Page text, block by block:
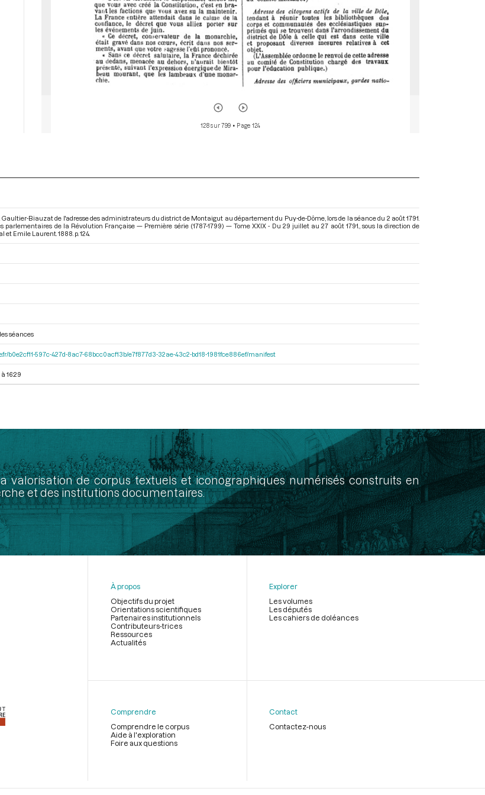
128 sur 799 • Page 124
Biauzat de l'adresse des administrateurs du district de Montaigut au département du Puy-de-Dôme, lors de la séance du 2 août 1791.
parlementaires de la Révolution Française — Première série (1787-1799) — Tome XXIX - Du 29 juillet au 27 août 1791. , sous la direction de
et Emile Laurent. 1888. p. 124.
séances
b0e2cf11-597c-427d-8ac7-68bcc0acf13b/e7f877d3-32ae-43c2-bd18-1981fce886ef/manifest
16:29
valorisation de corpus textuels et iconographiques numérisés construits en
et des institutions documentaires.
page
À propos
Objectifs du projet
Orientations scientifiques
Partenaires institutionnels
Contributeurs-trices
Ressources
Actualités
Explorer
Les volumes
Les députés
Les cahiers de doléances
Comprendre
Comprendre le corpus
Aide à l'exploration
Foire aux questions
Contact
Contactez-nous